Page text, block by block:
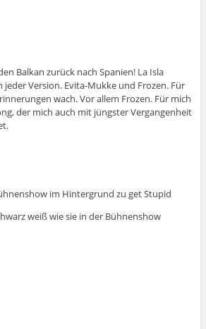
Balkan zurück nach Spanien! La Isla
Version. Evita-Mukke und Frozen. Für
wach. Vor allem Frozen. Für mich
der mich auch mit jüngster Vergangenheit
im Hintergrund zu get Stupid
weiß wie sie in der Bühnenshow